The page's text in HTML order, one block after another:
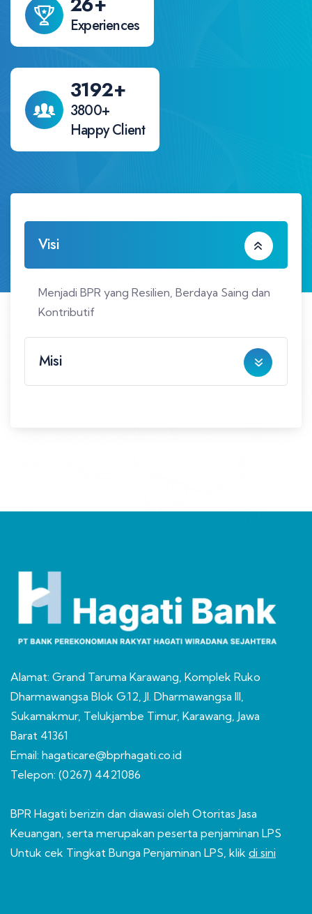
Experiences
3534+
3800+
Happy Client
Visi
Menjadi BPR yang Resilien, Berdaya Saing dan
Kontributif
Misi
Alamat: Grand Taruma Karawang, Komplek Ruko
Dharmawangsa Blok G.12, Jl. Dharmawangsa III,
Sukamakmur, Telukjambe Timur, Karawang, Jawa
Barat 41361
Email: hagaticare@bprhagati.co.id
Telepon: (0267) 4421086
BPR Hagati berizin dan diawasi oleh Otoritas Jasa
Keuangan, serta merupakan peserta penjaminan LPS
Untuk cek Tingkat Bunga Penjaminan LPS, klik di sini